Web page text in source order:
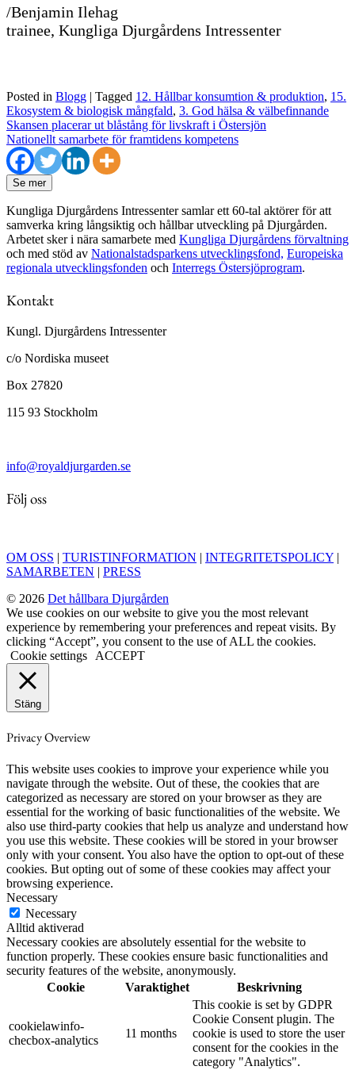
/Benjamin Ilehag
trainee, Kungliga Djurgårdens Intressenter
Posted in Blogg | Tagged 12. Hållbar konsumtion & produktion, 15.
Ekosystem & biologisk mångfald, 3. God hälsa & välbefinnande
Inläggsnavigering
Skansen placerar ut blåstång för livskraft i Östersjön
Nationellt samarbete för framtidens kompetens
Se mer
Kungliga Djurgårdens Intressenter samlar ett 60-tal aktörer för att
samverka kring långsiktig och hållbar utveckling på Djurgården.
Arbetet sker i nära samarbete med Kungliga Djurgårdens förvaltning
och med stöd av Nationalstadsparkens utvecklingsfond, Europeiska
regionala utvecklingsfonden och Interregs Östersjöprogram.
Kontakt
Kungl. Djurgårdens Intressenter
c/o Nordiska museet
Box 27820
115 93 Stockholm
info@royaldjurgarden.se
Följ oss
OM OSS | TURISTINFORMATION | INTEGRITETSPOLICY |
SAMARBETEN | PRESS
© 2026 Det hållbara Djurgården
We use cookies on our website to give you the most relevant
experience by remembering your preferences and repeat visits. By
clicking “Accept”, you consent to the use of ALL the cookies.
Cookie settings
ACCEPT
Stäng
Privacy Overview
This website uses cookies to improve your experience while you
navigate through the website. Out of these, the cookies that are
categorized as necessary are stored on your browser as they are
essential for the working of basic functionalities of the website. We
also use third-party cookies that help us analyze and understand how
you use this website. These cookies will be stored in your browser
only with your consent. You also have the option to opt-out of these
cookies. But opting out of some of these cookies may affect your
browsing experience.
Necessary
Necessary
Alltid aktiverad
Necessary cookies are absolutely essential for the website to
function properly. These cookies ensure basic functionalities and
security features of the website, anonymously.
Cookie
Varaktighet Beskrivning
cookielawinfo-
checbox-analytics
11 months
This cookie is set by GDPR
Cookie Consent plugin. The
cookie is used to store the user
consent for the cookies in the
category "Analytics".